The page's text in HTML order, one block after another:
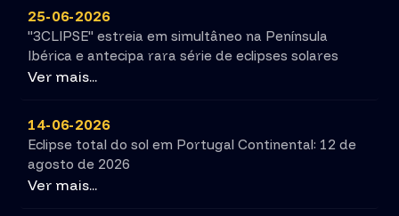
25-06-2026
"3CLIPSE" estreia em simultâneo na Península
Ibérica e antecipa rara série de eclipses solares
Ver mais...
14-06-2026
Eclipse total do sol em Portugal Continental: 12 de
agosto de 2026
Ver mais...